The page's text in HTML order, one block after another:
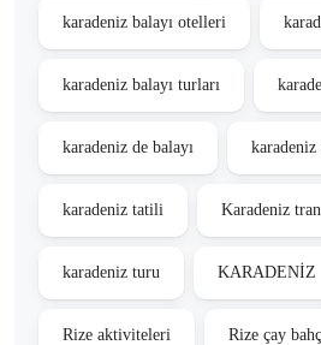
karadeniz balayı otelleri
karadeniz balayı turları
karadeniz de balayı karadeniz
karadeniz tatili Karadeniz
karadeniz turu KARADENİZ
Rize aktiviteleri Rize çay